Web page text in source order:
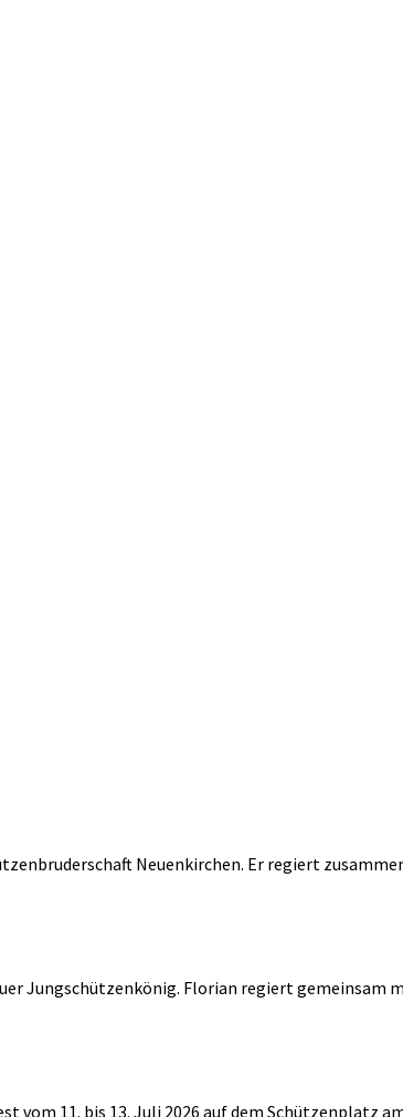
Neuenkirchen. Er regiert
Jungschützenkönig. Florian regiert gemeinsam
vom 11. bis 13. Juli 2026 auf dem Schützenplatz